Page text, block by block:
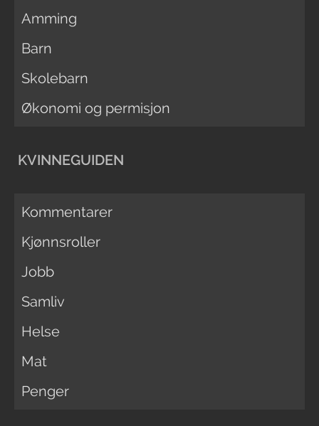
Amming
Barn
Skolebarn
Økonomi og permisjon
KVINNEGUIDEN
Kommentarer
Kjønnsroller
Jobb
Samliv
Helse
Mat
Penger